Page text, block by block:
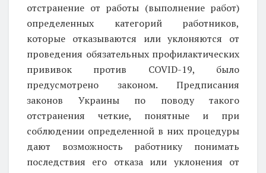
отстранение от работы (выполнение работ)
определенных категорий работников,
которые отказываются или уклоняются от
проведения обязательных профилактических
прививок против COVID-19, было
предусмотрено законом. Предписания
законов Украины по поводу такого
отстранения четкие, понятные и при
соблюдении определенной в них процедуры
дают возможность работнику понимать
последствия его отказа или уклонения от